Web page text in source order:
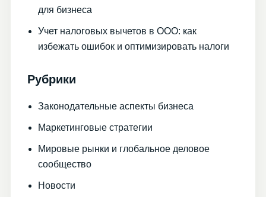
для бизнеса
Учет налоговых вычетов в ООО: как
избежать ошибок и оптимизировать налоги
Рубрики
Законодательные аспекты бизнеса
Маркетинговые стратегии
Мировые рынки и глобальное деловое
сообщество
Новости